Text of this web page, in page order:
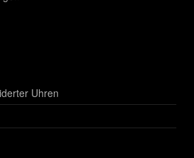
Uhren